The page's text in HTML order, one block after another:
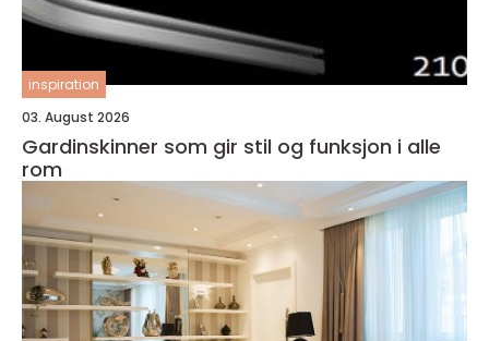
inspiration
03. August 2026
Gardinskinner som gir stil og funksjon i alle
rom